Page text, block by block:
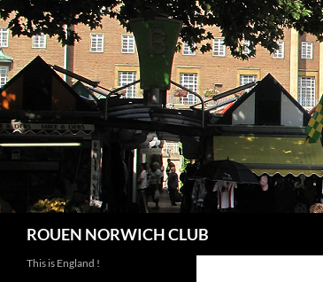
Aller
au
contenu
ROUEN NORWICH CLUB
This is England !